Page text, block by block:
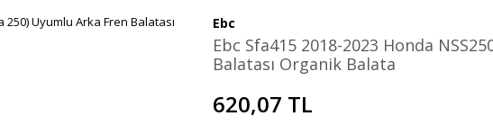
Ebc
Ebc Sfa415 2018-2023 Honda
Balatası Organik Balata
620,07 TL